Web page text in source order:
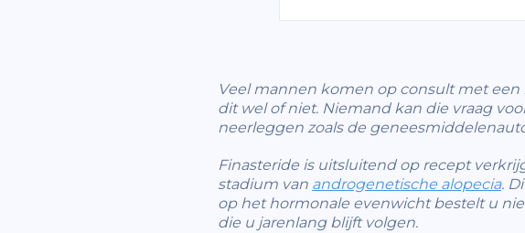
Veel mannen komen op consult met
dit wel of niet. Niemand kan die vraag
neerleggen zoals de
Finasteride is uitsluitend op recept
stadium van androgenetische alopecia.
op het hormonale evenwicht bestelt u
die u jarenlang blijft volgen.